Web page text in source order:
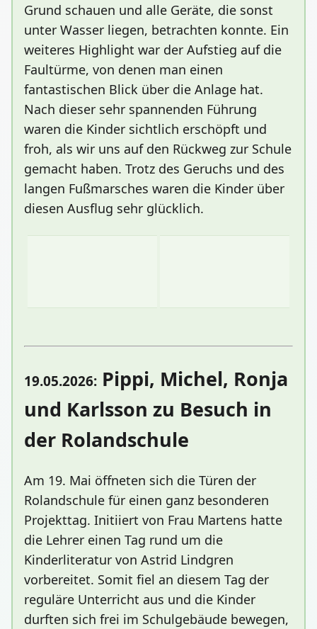
Grund schauen und alle Geräte, die sonst
unter Wasser liegen, betrachten konnte. Ein
weiteres Highlight war der Aufstieg auf die
Faultürme, von denen man einen
fantastischen Blick über die Anlage hat.
Nach dieser sehr spannenden Führung
waren die Kinder sichtlich erschöpft und
froh, als wir uns auf den Rückweg zur Schule
gemacht haben. Trotz des Geruchs und des
langen Fußmarsches waren die Kinder über
diesen Ausflug sehr glücklich.
19.05.2026: Pippi, Michel, Ronja
und Karlsson zu Besuch in
der Rolandschule
Am 19. Mai öffneten sich die Türen der
Rolandschule für einen ganz besonderen
Projekttag. Initiiert von Frau Martens hatte
die Lehrer einen Tag rund um die
Kinderliteratur von Astrid Lindgren
vorbereitet. Somit fiel an diesem Tag der
reguläre Unterricht aus und die Kinder
durften sich frei im Schulgebäude bewegen,